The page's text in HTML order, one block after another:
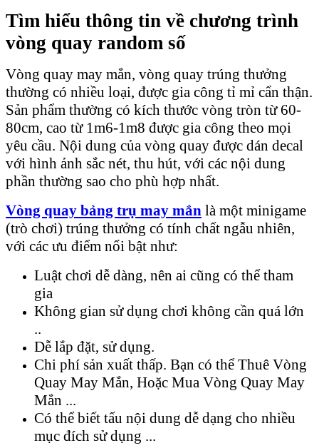
Tìm hiểu thông tin về chương trình
vòng quay random số
Vòng quay may mắn, vòng quay trúng thưởng
thường có nhiều loại, được gia công tỉ mỉ cẩn thận.
Sản phẩm thường có kích thước vòng tròn từ 60-
80cm, cao từ 1m6-1m8 được gia công theo mọi
yêu cầu. Nội dung của vòng quay được dán decal
với hình ảnh sắc nét, thu hút, với các nội dung
phần thường sao cho phù hợp nhất.
Vòng quay bảng trụ may mắn là một minigame
(trò chơi) trúng thưởng có tính chất ngẫu nhiên,
với các ưu điểm nổi bật như:
Luật chơi dễ dàng, nên ai cũng có thể tham
gia
Không gian sử dụng chơi không cần quá lớn
..
Dễ lắp đặt, sử dụng.
Chi phí sản xuất thấp. Bạn có thể Thuê Vòng
Quay May Mắn, Hoặc Mua Vòng Quay May
Mắn ...
Có thể biết tấu nội dung dễ dạng cho nhiều
mục đích sử dụng ...